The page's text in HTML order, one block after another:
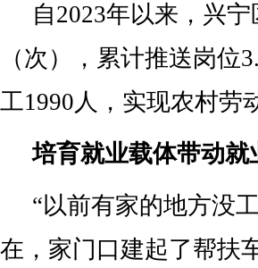
自2023年以来，兴
（次），累计推送岗
工1990人，实现农村劳
培育就业载体带动就
“以前有家的地方没
在，家门口建起了帮扶